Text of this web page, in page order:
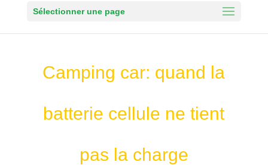
Sélectionner une page
Camping car: quand la
batterie cellule ne tient
pas la charge